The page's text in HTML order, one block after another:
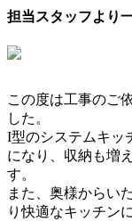
担当スタッフより
この度は工事のご
した。
I型のシステムキッ
になり、収納も増
す。
また、奥様からい
り快適なキッチン